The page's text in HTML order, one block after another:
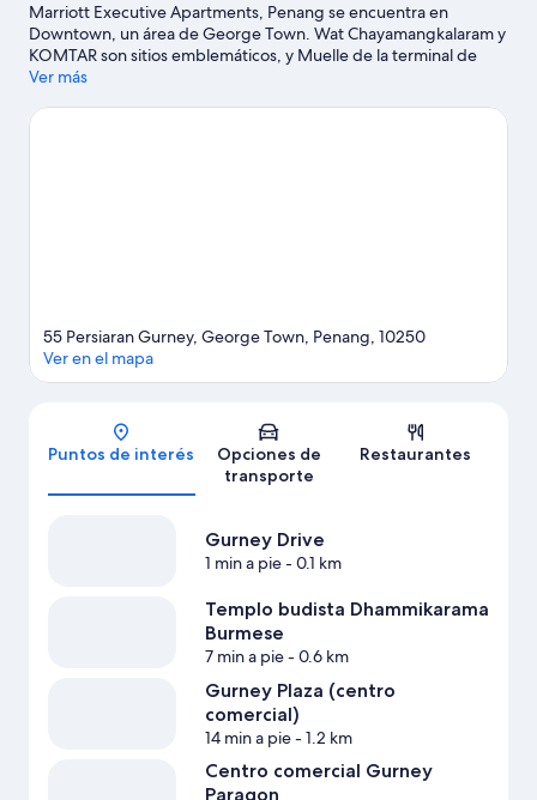
Marriott Executive Apartments, Penang se encuentra en
Downtown, un área de George Town. Wat Chayamangkalaram y
KOMTAR son sitios emblemáticos, y Muelle de la terminal de
cruceros Swettenham y ESCAPE Adventureplay son algunos de
área. También puedes darte una vuelta por Gurney Plaza (centro
Ver más
Mapa
55 Persiaran Gurney, George Town, Penang, 10250
Ver en el mapa
Puntos de interés
Opciones de
transporte
Restaurantes
Gurney Drive
1 min a pie- 0.1 km
Templo budista Dhammikarama
Burmese
7 min a pie- 0.6 km
Gurney Plaza (centro
comercial)
14 min a pie- 1.2 km
Centro comercial Gurney
Paragon